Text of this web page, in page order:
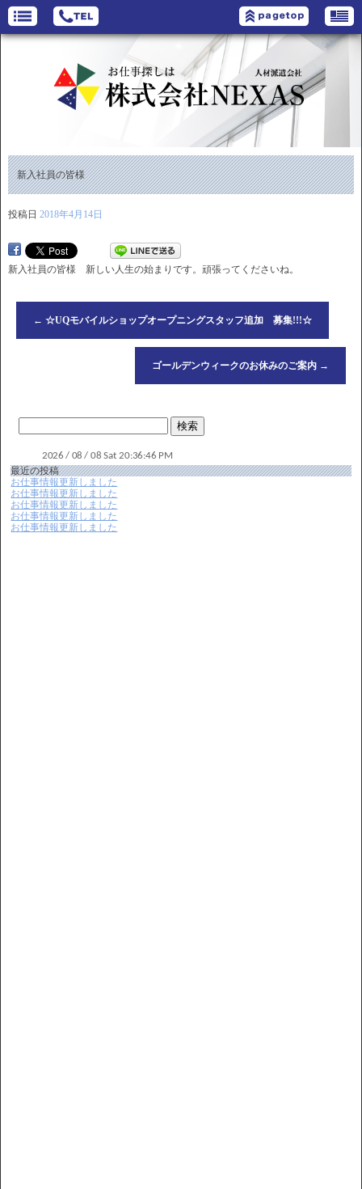
新入社員の皆様
投稿日 2018年4月14日
新入社員の皆様 新しい人生の始まりです。頑張ってくださいね。
← ☆UQモバイルショップオープニングスタッフ追加 募集!!!☆
ゴールデンウィークのお休みのご案内 →
最近の投稿
お仕事情報更新しました
お仕事情報更新しました
お仕事情報更新しました
お仕事情報更新しました
お仕事情報更新しました